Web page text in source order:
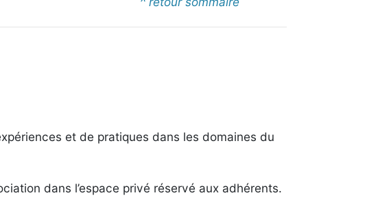
et de pratiques dans les domaines du
dans l’espace privé réservé aux adhérents.